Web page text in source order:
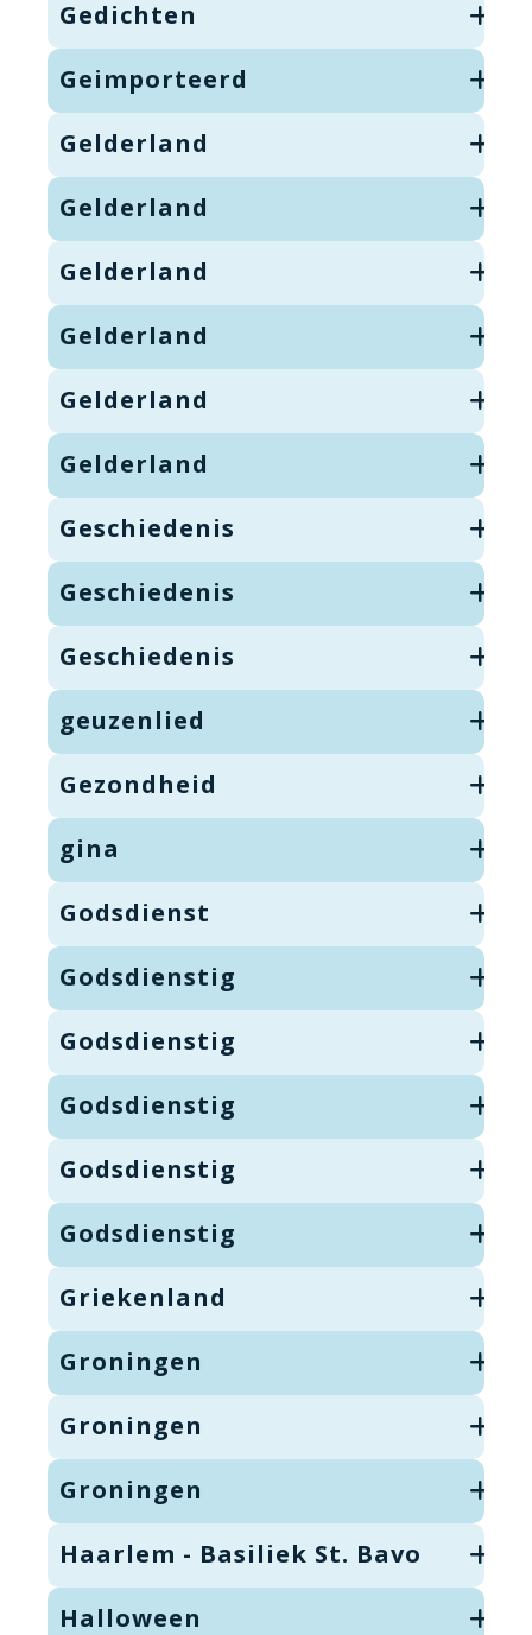
Gedichten
Geimporteerd
Gelderland
Gelderland
Gelderland
Gelderland
Gelderland
Gelderland
Geschiedenis
Geschiedenis
Geschiedenis
geuzenlied
Gezondheid
gina
Godsdienst
Godsdienstig
Godsdienstig
Godsdienstig
Godsdienstig
Godsdienstig
Griekenland
Groningen
Groningen
Groningen
Haarlem - Basiliek St. Bavo
Halloween